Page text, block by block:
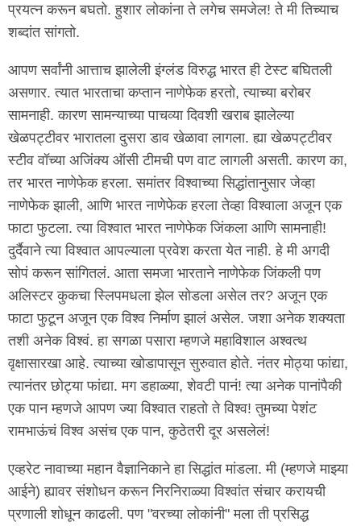
प्रयत्न करून बघतो. हुशार लोकांना ते लगेच समजेल! ते मी तिच्याच
शब्दांत सांगतो.
आपण सर्वांनी आत्ताच झालेली इंग्लंड विरुद्ध भारत ही टेस्ट बघितली
असणार. त्यात भारताचा कप्तान नाणेफेक हरतो, त्याच्या बरोबर
सामनाही. कारण सामन्याच्या पाचव्या दिवशी खराब झालेल्या
खेळपट्टीवर भारातला दुसरा डाव खेळावा लागला. ह्या खेळपट्टीवर
स्टीव वॉच्या अजिंक्य ऑसी टीमची पण वाट लागली असती. कारण का,
तर भारत नाणेफेक हरला. समांतर विश्वाच्या सिद्धांतानुसार जेव्हा
नाणेफेक झाली, आणि भारत नाणेफेक हरला तेव्हा विश्वाला अजून एक
फाटा फुटला. त्या विश्वात भारत नाणेफेक जिंकला आणि सामनाही!
दुर्दैवाने त्या विश्वात आपल्याला प्रवेश करता येत नाही. हे मी अगदी
सोपं करून सांगितलं. आता समजा भारताने नाणेफेक जिंकली पण
अलिस्टर कुकचा स्लिपमधला झेल सोडला असेल तर? अजून एक
फाटा फुटून अजून एक विश्व निर्माण झालं असेल. जशा अनेक शक्यता
तशी अनेक विश्वं. हा सगळा पसारा म्हणजे महाविशाल अश्वत्थ
वृक्षासारखा आहे. त्याच्या खोडापासून सुरुवात होते. नंतर मोठ्या फांद्या,
त्यानंतर छोट्या फांद्या. मग डहाळ्या, शेवटी पानं! त्या अनेक पानांपैकी
एक पान म्हणजे आपण ज्या विश्वात राहतो ते विश्व! तुमच्या पेशंट
रामभाऊंचं विश्व असंच एक पान, कुठेतरी दूर असलेलं!
एव्हरेट नावाच्या महान वैज्ञानिकाने हा सिद्धांत मांडला. मी (म्हणजे माझ्या
आईने) ह्यावर संशोधन करून निरनिराळ्या विश्वांत संचार करायची
प्रणाली शोधून काढली. पण "वरच्या लोकांनी" मला ती प्रसिद्ध